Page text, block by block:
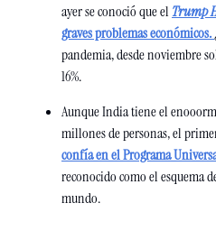
ayer se conoció que el Trump
graves problemas económicos.
pandemia, desde noviembre
16%.
Aunque India tiene el
millones de personas, el
reconocido como el esquema
mundo.